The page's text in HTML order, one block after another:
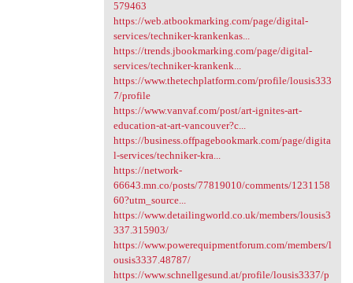
579463
https://web.atbookmarking.com/page/digital-
services/techniker-krankenkas...
https://trends.jbookmarking.com/page/digital-
services/techniker-krankenk...
https://www.thetechplatform.com/profile/lousis333
7/profile
https://www.vanvaf.com/post/art-ignites-art-
education-at-art-vancouver?c...
https://business.offpagebookmark.com/page/digita
l-services/techniker-kra...
https://network-
66643.mn.co/posts/77819010/comments/1231158
60?utm_source...
https://www.detailingworld.co.uk/members/lousis3
337.315903/
https://www.powerequipmentforum.com/members/l
ousis3337.48787/
https://www.schnellgesund.at/profile/lousis3337/p